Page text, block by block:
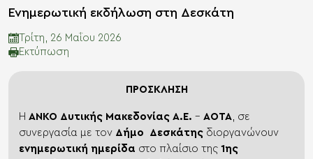
Ενημερωτική εκδήλωση στη Δεσκάτη
Τρίτη, 26 Μαΐου 2026
Eκτύπωση
ΠΡΟΣΚΛΗΣΗ
Η ΑΝΚΟ Δυτικής Μακεδονίας Α.Ε. – ΑΟΤΑ, σε
συνεργασία με τον Δήμο Δεσκάτης διοργανώνουν
ενημερωτική ημερίδα στο πλαίσιο της 1ης